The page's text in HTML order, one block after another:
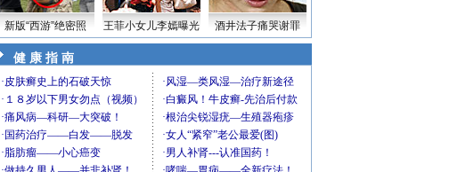
新版“西游”绝密照 王菲小女儿李嫣曝光 酒井法子痛哭谢罪
健 康 指 南